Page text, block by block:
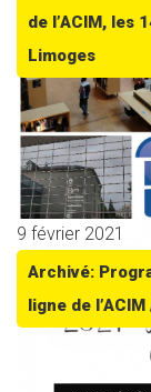
de l’ACIM, les
Limoges
9 février 2021
Archivé:
ligne de